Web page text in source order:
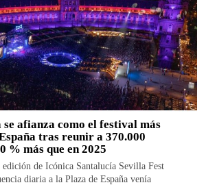
afianza como el festival más
tras reunir a 370.000
% más que en 2025
edición de Icónica Santalucía Sevilla Fest
diaria a la Plaza de España venía